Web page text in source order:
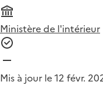
Ministère de l'intérieur
Mis à jour le 12 févr.